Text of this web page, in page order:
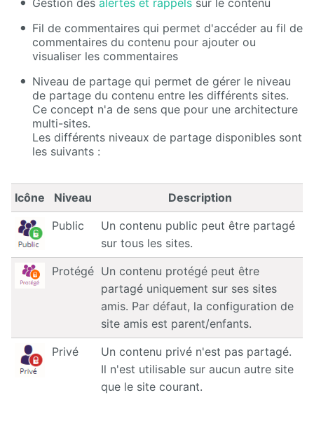
Fil de commentaires qui permet d'accéder au fil de
commentaires du contenu pour ajouter ou
visualiser les commentaires
Niveau de partage qui permet de gérer le niveau
de partage du contenu entre les différents sites.
Ce concept n'a de sens que pour une architecture
multi-sites.
Les différents niveaux de partage disponibles sont
les suivants :
Icône Niveau
Description
Public
Un contenu public peut être partagé
sur tous les sites.
Protégé Un contenu protégé peut être
partagé uniquement sur ses sites
amis. Par défaut, la configuration de
site amis est parent/enfants.
Privé
Un contenu privé n'est pas partagé.
Il n'est utilisable sur aucun autre site
que le site courant.